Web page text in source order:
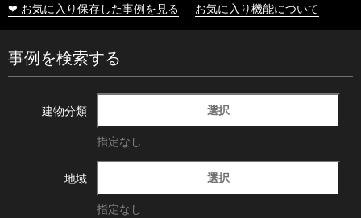
❤ お気に入り保存した事例を見る お気に入り機能について
事例を検索する
建物分類 選択
指定なし
地域 選択
指定なし